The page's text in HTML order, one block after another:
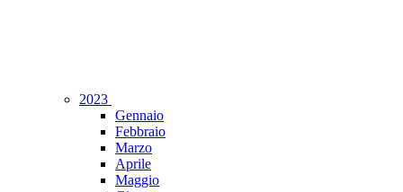
2023
Gennaio
Febbraio
Marzo
Aprile
Maggio